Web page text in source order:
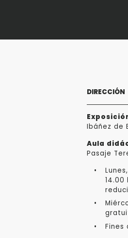
DIRECCIÓN
Ibáñez de
Aula
Pasaje
Fines